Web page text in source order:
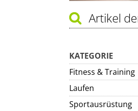
Artikel
KATEGORIE
Fitness & Training
Laufen
Sportausrüstung